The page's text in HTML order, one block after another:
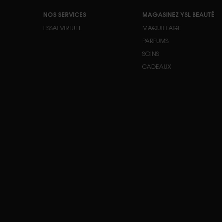
NOS SERVICES
ESSAI VIRTUEL
MAGASINEZ YSL BEAUTÉ
MAQUILLAGE
PARFUMS
SOINS
CADEAUX